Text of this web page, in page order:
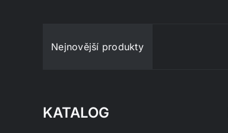
Nejnovější produkty
KATALOG